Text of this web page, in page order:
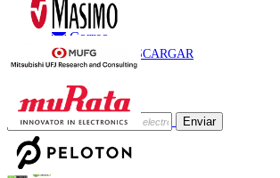
Llamar
Correo
DESCARGAR
MUESTRA
Suscríbete al Boletín
Enviar
Confianza Online